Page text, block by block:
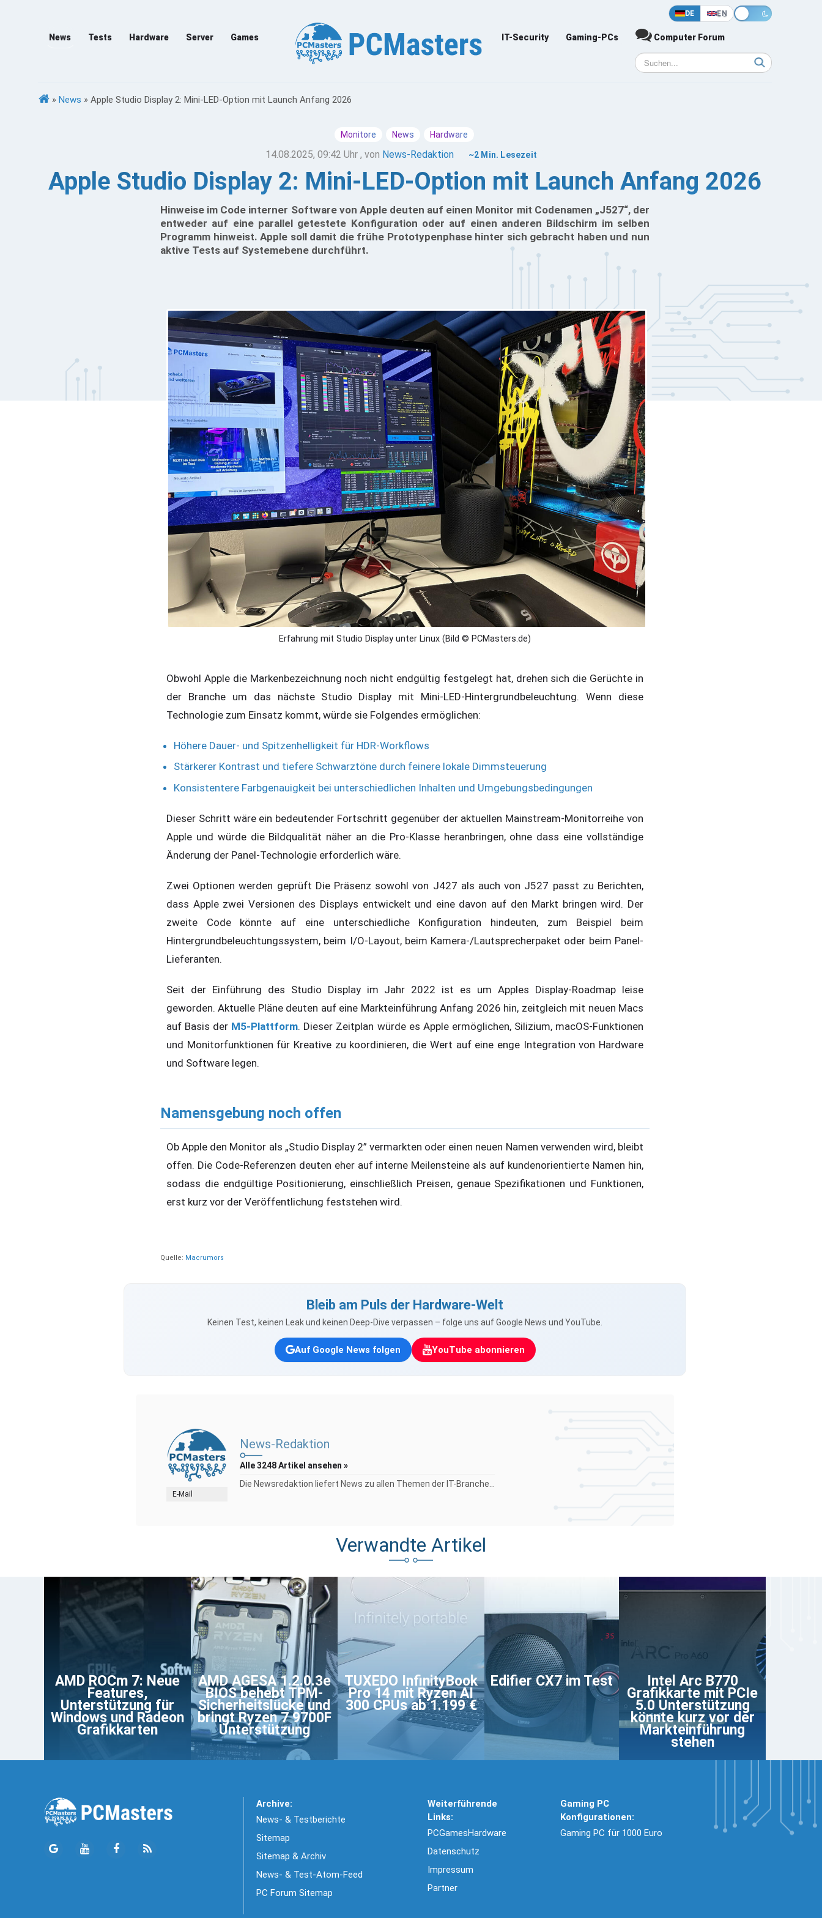
DE EN
News Tests Hardware Server Games IT-Security Gaming-PCs Computer Forum
» News » Apple Studio Display 2: Mini-LED-Option mit Launch Anfang 2026
Monitore News Hardware
14.08.2025, 09:42 Uhr , von News-Redaktion ~2 Min. Lesezeit
Apple Studio Display 2: Mini-LED-Option mit Launch Anfang 2026
Hinweise im Code interner Software von Apple deuten auf einen Monitor mit Codenamen „J527“, der
entweder auf eine parallel getestete Konfiguration oder auf einen anderen Bildschirm im selben
Programm hinweist. Apple soll damit die frühe Prototypenphase hinter sich gebracht haben und nun
aktive Tests auf Systemebene durchführt.
Erfahrung mit Studio Display unter Linux (Bild © PCMasters.de)
Obwohl Apple die Markenbezeichnung noch nicht endgültig festgelegt hat, drehen sich die Gerüchte in
der Branche um das nächste Studio Display mit Mini-LED-Hintergrundbeleuchtung. Wenn diese
Technologie zum Einsatz kommt, würde sie Folgendes ermöglichen:
Höhere Dauer- und Spitzenhelligkeit für HDR-Workflows
Stärkerer Kontrast und tiefere Schwarztöne durch feinere lokale Dimmsteuerung
Konsistentere Farbgenauigkeit bei unterschiedlichen Inhalten und Umgebungsbedingungen
Dieser Schritt wäre ein bedeutender Fortschritt gegenüber der aktuellen Mainstream-Monitorreihe von
Apple und würde die Bildqualität näher an die Pro-Klasse heranbringen, ohne dass eine vollständige
Änderung der Panel-Technologie erforderlich wäre.
Zwei Optionen werden geprüft Die Präsenz sowohl von J427 als auch von J527 passt zu Berichten,
dass Apple zwei Versionen des Displays entwickelt und eine davon auf den Markt bringen wird. Der
zweite Code könnte auf eine unterschiedliche Konfiguration hindeuten, zum Beispiel beim
Hintergrundbeleuchtungssystem, beim I/O-Layout, beim Kamera-/Lautsprecherpaket oder beim Panel-
Lieferanten.
Seit der Einführung des Studio Display im Jahr 2022 ist es um Apples Display-Roadmap leise
geworden. Aktuelle Pläne deuten auf eine Markteinführung Anfang 2026 hin, zeitgleich mit neuen Macs
auf Basis der M5-Plattform. Dieser Zeitplan würde es Apple ermöglichen, Silizium, macOS-Funktionen
und Monitorfunktionen für Kreative zu koordinieren, die Wert auf eine enge Integration von Hardware
und Software legen.
Namensgebung noch offen
Ob Apple den Monitor als „Studio Display 2” vermarkten oder einen neuen Namen verwenden wird, bleibt
offen. Die Code-Referenzen deuten eher auf interne Meilensteine als auf kundenorientierte Namen hin,
sodass die endgültige Positionierung, einschließlich Preisen, genaue Spezifikationen und Funktionen,
erst kurz vor der Veröffentlichung feststehen wird.
Quelle: Macrumors
Bleib am Puls der Hardware-Welt
Keinen Test, keinen Leak und keinen Deep-Dive verpassen – folge uns auf Google News und YouTube.
Auf Google News folgen YouTube abonnieren
E-Mail
News-Redaktion
Alle 3248 Artikel ansehen »
Die Newsredaktion liefert News zu allen Themen der IT-Branche...
Verwandte Artikel
AMD ROCm 7: Neue
Features,
Unterstützung für
Windows und Radeon
Grafikkarten
AMD AGESA 1.2.0.3e
BIOS behebt TPM-
Sicherheitslücke und
bringt Ryzen 7 9700F
Unterstützung
TUXEDO InfinityBook
Pro 14 mit Ryzen AI
300 CPUs ab 1.199 €
Edifier CX7 im Test Intel Arc B770
Grafikkarte mit PCIe
5.0 Unterstützung
könnte kurz vor der
Markteinführung
stehen
Archive:
News- & Testberichte
Sitemap
Sitemap & Archiv
News- & Test-Atom-Feed
PC Forum Sitemap
Weiterführende
Links:
PCGamesHardware
Datenschutz
Impressum
Partner
Gaming PC
Konfigurationen:
Gaming PC für 1000 Euro